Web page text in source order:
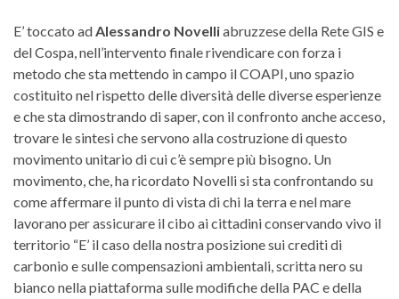
E’ toccato adAlessandro Novelliabruzzese della Rete GIS e
del Cospa, nell’intervento finale rivendicare con forza i
metodo che sta mettendo in campo il COAPI, uno spazio
costituito nel rispetto delle diversità delle diverse esperienze
e che sta dimostrando di saper, con il confronto anche acceso,
trovare le sintesi che servono alla costruzione di questo
movimento unitario di cui c’è sempre più bisogno. Un
movimento, che, ha ricordato Novelli si sta confrontando su
come affermare il punto di vista di chi la terra e nel mare
lavorano per assicurare il cibo ai cittadini conservando vivo il
territorio “E’ il caso della nostra posizione sui crediti di
carbonio e sulle compensazioni ambientali, scritta nero su
bianco nella piattaforma sulle modifiche della PAC e della